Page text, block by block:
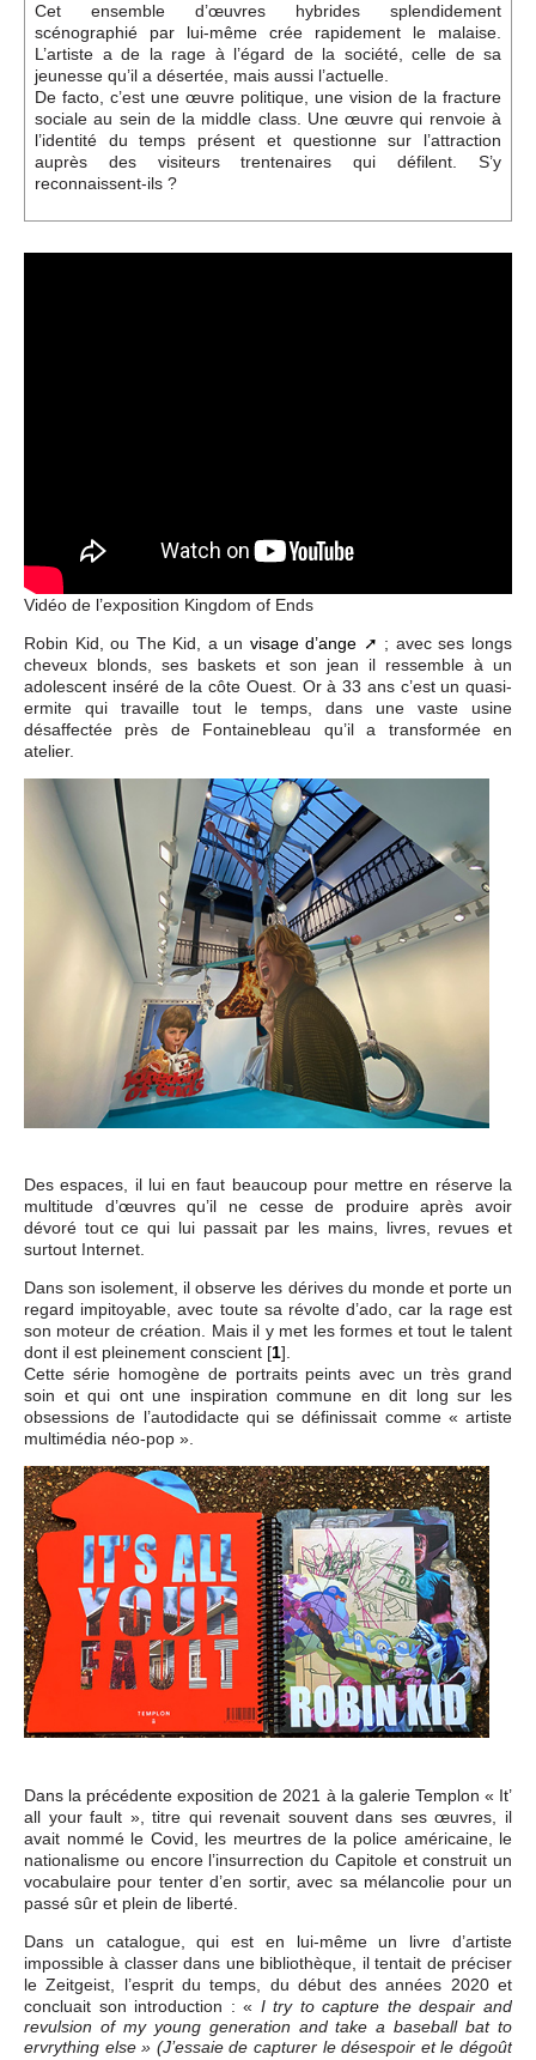
Cet ensemble d’œuvres hybrides splendidement
scénographié par lui-même crée rapidement le malaise.
L’artiste a de la rage à l’égard de la société, celle de sa
jeunesse qu’il a désertée, mais aussi l’actuelle.
De facto, c’est une œuvre politique, une vision de la fracture
sociale au sein de la middle class. Une œuvre qui renvoie à
l’identité du temps présent et questionne sur l’attraction
auprès des visiteurs trentenaires qui défilent. S’y
reconnaissent-ils ?
Vidéo de l’exposition Kingdom of Ends
Robin Kid, ou The Kid, a un visage d’ange
; avec ses longs
cheveux blonds, ses baskets et son jean il ressemble à un
adolescent inséré de la côte Ouest. Or à 33 ans c’est un quasi-
ermite qui travaille tout le temps, dans une vaste usine
désaffectée près de Fontainebleau qu’il a transformée en
atelier.
Des espaces, il lui en faut beaucoup pour mettre en réserve la
multitude d’œuvres qu’il ne cesse de produire après avoir
dévoré tout ce qui lui passait par les mains, livres, revues et
surtout Internet.
Dans son isolement, il observe les dérives du monde et porte un
regard impitoyable, avec toute sa révolte d’ado, car la rage est
son moteur de création. Mais il y met les formes et tout le talent
dont il est pleinement conscient [1]
Cette série homogène de portraits peints avec un très grand
soin et qui ont une inspiration commune en dit long sur les
obsessions de l’autodidacte qui se définissait comme « artiste
multimédia néo-pop ».
Dans la précédente exposition de 2021 à la galerie Templon « It’
all your fault », titre qui revenait souvent dans ses œuvres, il
avait nommé le Covid, les meurtres de la police américaine, le
nationalisme ou encore l’insurrection du Capitole et construit un
vocabulaire pour tenter d’en sortir, avec sa mélancolie pour un
passé sûr et plein de liberté.
Dans un catalogue, qui est en lui-même un livre d’artiste
impossible à classer dans une bibliothèque, il tentait de préciser
le Zeitgeist, l’esprit du temps, du début des années 2020 et
concluait son introduction : « I try to capture the despair and
revulsion of my young generation and take a baseball bat to
ervrything else » (J’essaie de capturer le désespoir et le dégoût